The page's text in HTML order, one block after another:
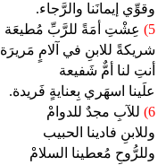
وقوِّي إيمانَنا والرَّجاء.
5)
عِشْتِ أمَةً للرَّبِّ مُطيعَة
شريكةً للابنِ في آلامٍ مَريرَة
أنتِ لنا أمٌّ شَفيعة
علَينا اسهَري بِعنايةٍ فَريدة.
6) للآبِ مجدٌ للدوامْ
وللابنِ فادينا الحبيب
وللرُّوحِ مُعطينا السلامْ